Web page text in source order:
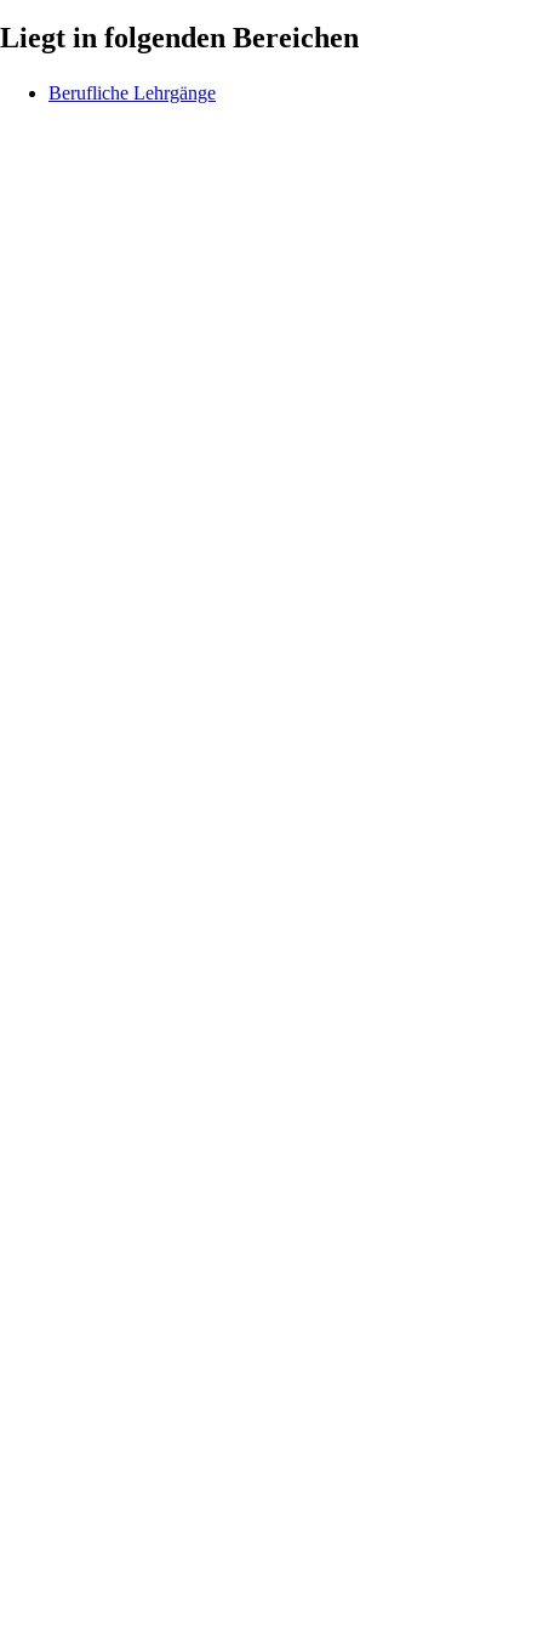
Liegt in folgenden Bereichen
Berufliche Lehrgänge